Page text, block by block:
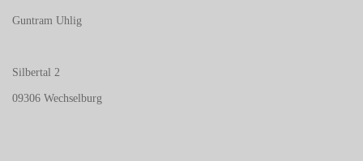
Guntram Uhlig
Silbertal 2
09306 Wechselburg